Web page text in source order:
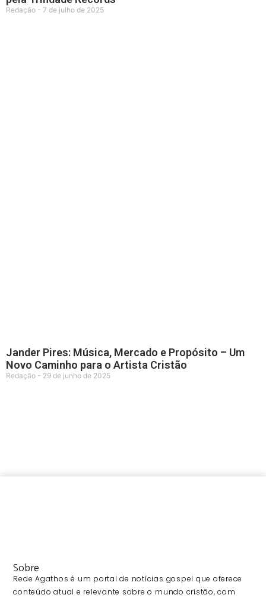
Redação 7 de julho de 2025
Jander Pires: Música, Mercado e Propósito – Um
Novo Caminho para o Artista Cristão
Redação 29 de junho de 2025
Sobre
Rede Agathos é um portal de notícias gospel que oferece
conteúdo atual e relevante sobre o mundo cristão, com